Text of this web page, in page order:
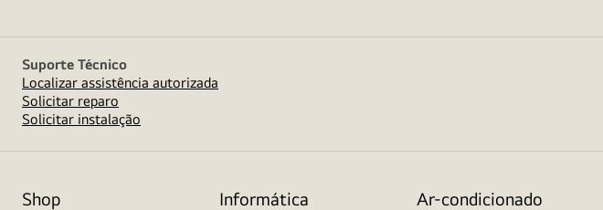
Suporte Técnico
Localizar assistência autorizada
Solicitar reparo
Solicitar instalação
Shop Informática Ar-condicionado